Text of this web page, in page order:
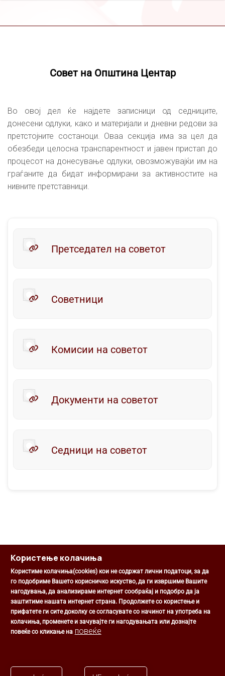
Совет на Општина Центар
Во овој дел ќе најдете записници од седниците,
донесени одлуки, како и материјали и дневни редови за
претстојните состаноци. Оваа секција има за цел да
обезбеди целосна транспарентност и јавен пристап до
процесот на донесување одлуки, овозможувајќи им на
граѓаните да бидат информирани за активностите на
нивните претставници.
Претседател на советот
Советници
Комисии на советот
Документи на советот
Седници на советот
Општина Центар
Михаил Цоков бр. 1, Скопје
Скопје, РС Македонија
+389 2 3203 693
+389 2 3203 600
Користење колачиња
Користиме колачиња(cookies) кои не содржат лични податоци, за да
го подобриме Вашето корисничко искуство, да ги извршиме Вашите
нагодувања, да анализираме интернет сообраќај и подобро да ја
заштитиме нашата интернет страна. Продолжете со користење и
прифатете ги сите доколку се согласувате со начинот на употреба на
колачиња, променете и зачувајте ги нагодувањата или дознајте
повеќе со кликање на повеќе